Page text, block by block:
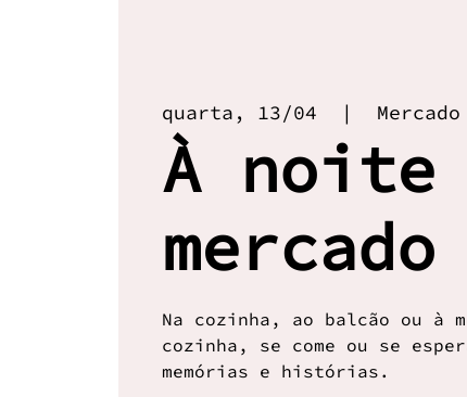
quarta, 13/04
  |
Mercado
À noite
mercado
Na cozinha, ao balcão ou à
cozinha, se come ou se
memórias e histórias.